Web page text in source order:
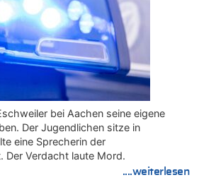
bei Aachen seine eigene
Der Jugendlichen sitze in
eine Sprecherin der
Der Verdacht laute Mord.
....weiterlesen